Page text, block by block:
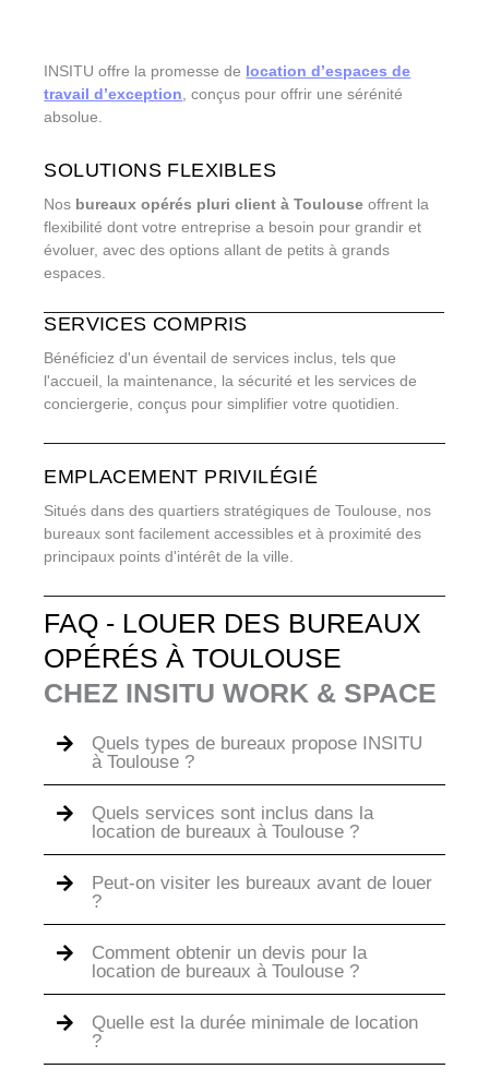
INSITU offre la promesse de location d’espaces de
travail d’exception , conçus pour offrir une sérénité
absolue.
SOLUTIONS FLEXIBLES
Nos bureaux opérés pluri client à Toulouse offrent la
flexibilité dont votre entreprise a besoin pour grandir et
évoluer, avec des options allant de petits à grands
espaces.
SERVICES COMPRIS
Bénéficiez d'un éventail de services inclus, tels que
l'accueil, la maintenance, la sécurité et les services de
conciergerie, conçus pour simplifier votre quotidien.
EMPLACEMENT PRIVILÉGIÉ
Situés dans des quartiers stratégiques de Toulouse, nos
bureaux sont facilement accessibles et à proximité des
principaux points d'intérêt de la ville.
FAQ - LOUER DES BUREAUX
OPÉRÉS À TOULOUSE
CHEZ INSITU WORK & SPACE
Quels types de bureaux propose INSITU
à Toulouse ?
Quels services sont inclus dans la
location de bureaux à Toulouse ?
Peut-on visiter les bureaux avant de louer
?
Comment obtenir un devis pour la
location de bureaux à Toulouse ?
Quelle est la durée minimale de location
?